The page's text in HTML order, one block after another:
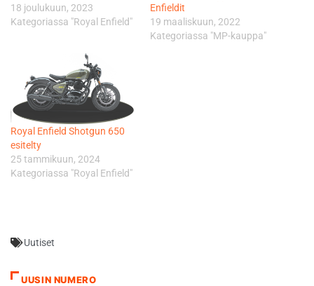
18 joulukuun, 2023
Kategoriassa "Royal Enfield"
Enfieldit
19 maaliskuun, 2022
Kategoriassa "MP-kauppa"
Royal Enfield Shotgun 650
esitelty
25 tammikuun, 2024
Kategoriassa "Royal Enfield"
Uutiset
UUSIN NUMERO